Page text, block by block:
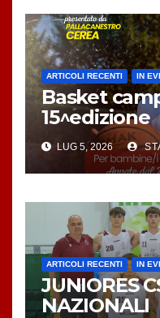
ARTICOLI RECENTI IN
Basket
15^edizione
LUG 5, 2026
ARTICOLI RECENTI IN
JUNIORES
NAZIONALI